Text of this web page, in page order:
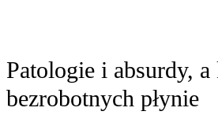
Patologie i absurdy, a
bezrobotnych płynie